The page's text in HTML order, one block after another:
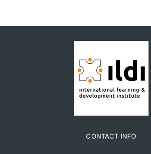
CONTACT INFO